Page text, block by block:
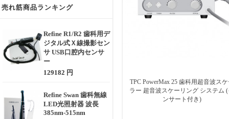
売れ筋商品ランキング
Refine R1/R2 歯科用デ
ジタル式Ｘ線撮影セン
サ USB口腔内センサ
ー
129182 円
Refine Swan 歯科無線
LED光照射器 波長
385nm-515nm
TPC PowerMax 25 歯科用超音波ス
ラー 超音波スケーリング システム
ンサート付き)